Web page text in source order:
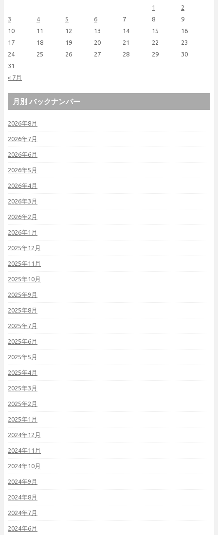
« 7月
1
2
3
4 5 6 7 8
9
10
11 12 13 14 15
16
17
18 19 20 21 22
23
24
25 26 27 28 29
30
31
月別 バックナンバー
2026年8月
2026年7月
2026年6月
2026年5月
2026年4月
2026年3月
2026年2月
2026年1月
2025年12月
2025年11月
2025年10月
2025年9月
2025年8月
2025年7月
2025年6月
2025年5月
2025年4月
2025年3月
2025年2月
2025年1月
2024年12月
2024年11月
2024年10月
2024年9月
2024年8月
2024年7月
2024年6月